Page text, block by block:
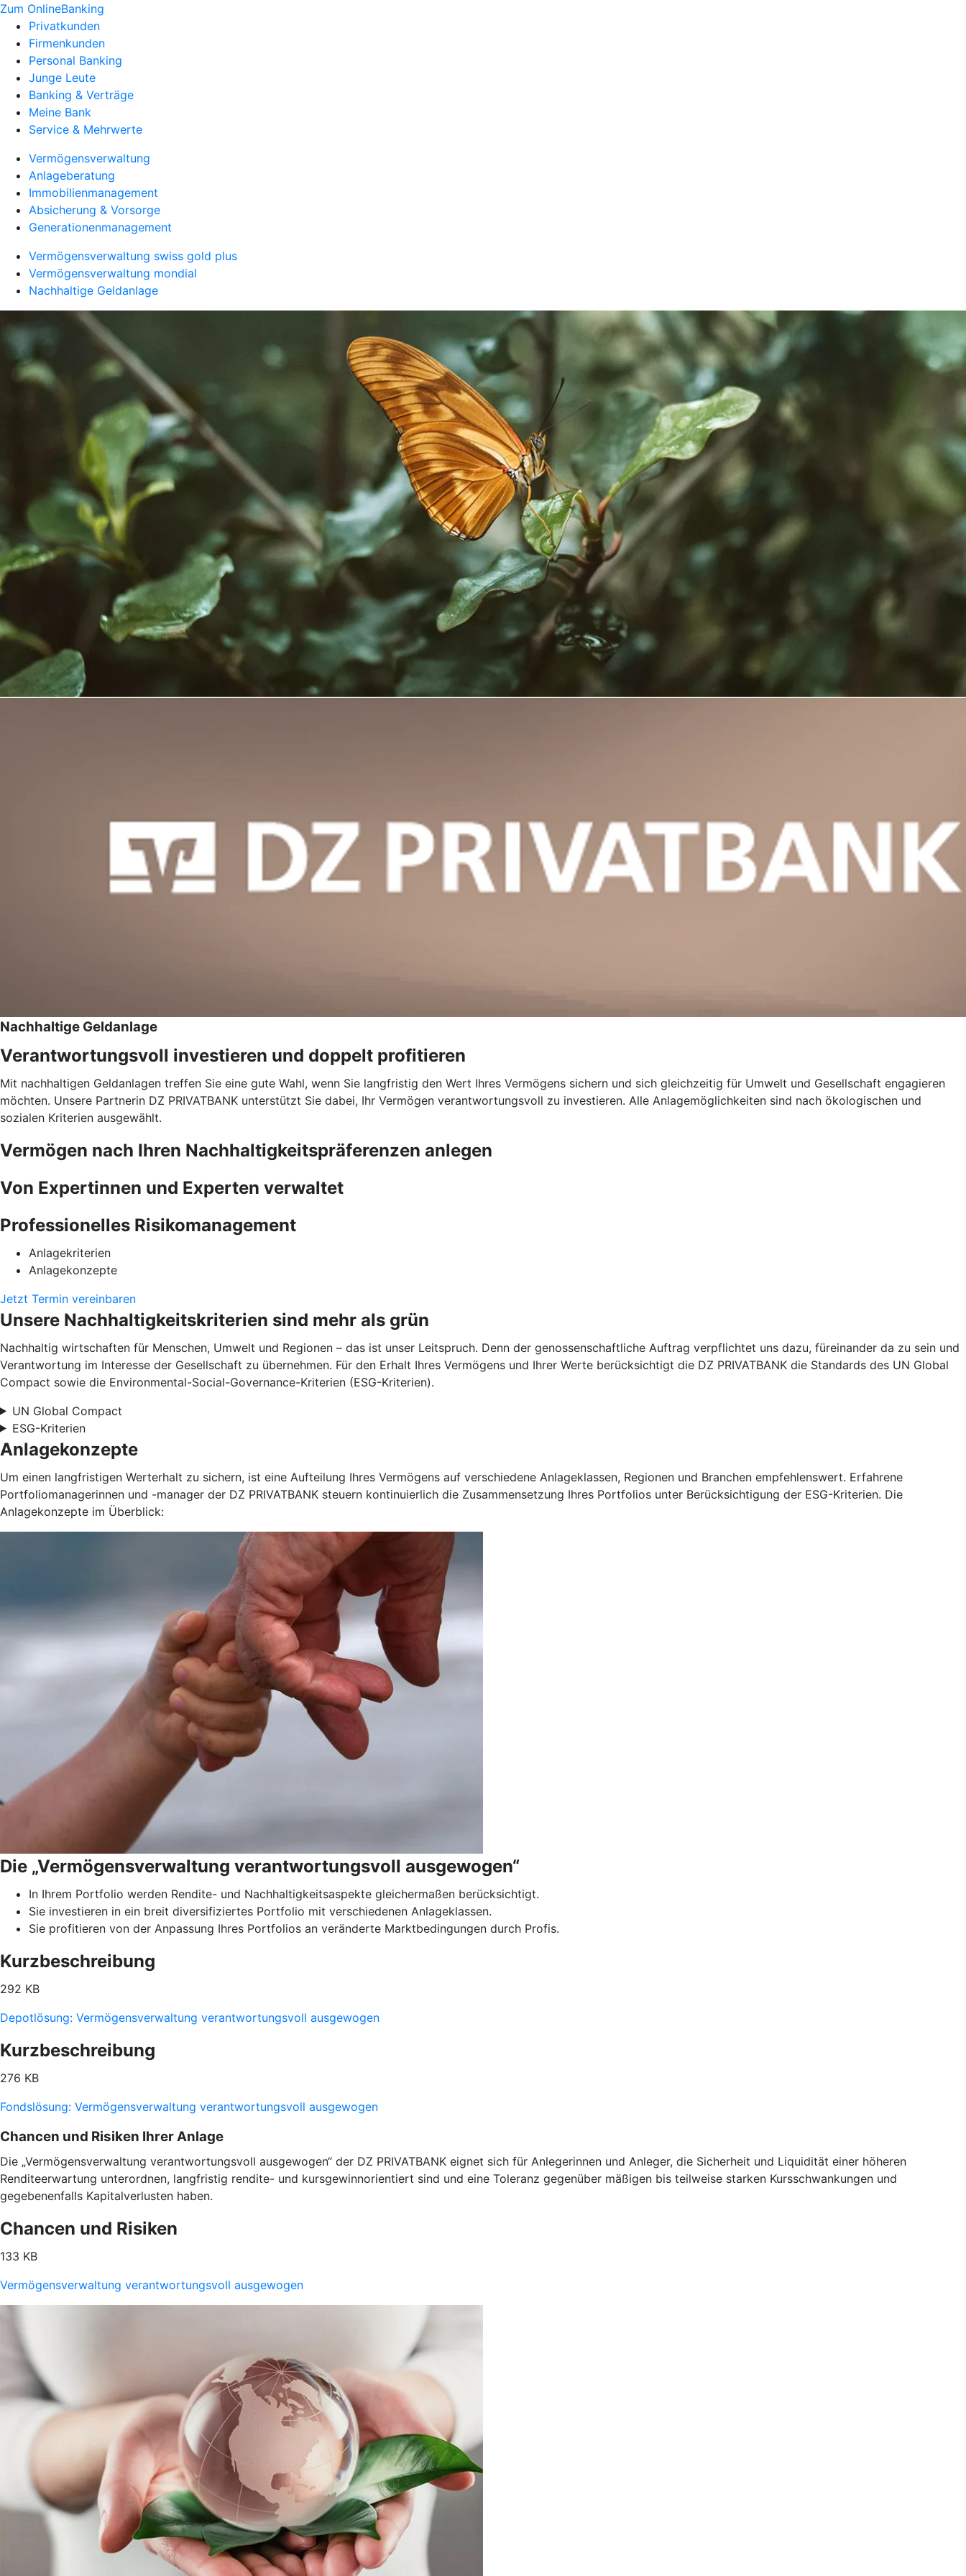
Zum OnlineBanking
Privatkunden
Firmenkunden
Personal Banking
Junge Leute
Banking & Verträge
Meine Bank
Service & Mehrwerte
Vermögensverwaltung
Anlageberatung
Immobilienmanagement
Absicherung & Vorsorge
Generationenmanagement
Vermögensverwaltung swiss gold plus
Vermögensverwaltung mondial
Nachhaltige Geldanlage
Nachhaltige Geldanlage
Verantwortungsvoll investieren und doppelt profitieren
Mit nachhaltigen Geldanlagen treffen Sie eine gute Wahl, wenn Sie langfristig den Wert Ihres Vermögens sichern und sich gleichzeitig für Umwelt und Gesellschaft engagieren
möchten. Unsere Partnerin DZ PRIVATBANK unterstützt Sie dabei, Ihr Vermögen verantwortungsvoll zu investieren. Alle Anlagemöglichkeiten sind nach ökologischen und
sozialen Kriterien ausgewählt.
Vermögen nach Ihren Nachhaltigkeitspräferenzen anlegen
Von Expertinnen und Experten verwaltet
Professionelles Risikomanagement
Anlagekriterien
Anlagekonzepte
Jetzt Termin vereinbaren
Unsere Nachhaltigkeitskriterien sind mehr als grün
Nachhaltig wirtschaften für Menschen, Umwelt und Regionen – das ist unser Leitspruch. Denn der genossenschaftliche Auftrag verpflichtet uns dazu, füreinander da zu sein und
Verantwortung im Interesse der Gesellschaft zu übernehmen. Für den Erhalt Ihres Vermögens und Ihrer Werte berücksichtigt die DZ PRIVATBANK die Standards des UN Global
Compact sowie die Environmental-Social-Governance-Kriterien (ESG-Kriterien).
UN Global Compact
ESG-Kriterien
Anlagekonzepte
Um einen langfristigen Werterhalt zu sichern, ist eine Aufteilung Ihres Vermögens auf verschiedene Anlageklassen, Regionen und Branchen empfehlenswert. Erfahrene
Portfoliomanagerinnen und -manager der DZ PRIVATBANK steuern kontinuierlich die Zusammensetzung Ihres Portfolios unter Berücksichtigung der ESG-Kriterien. Die
Anlagekonzepte im Überblick:
Die „Vermögensverwaltung verantwortungsvoll ausgewogen“
In Ihrem Portfolio werden Rendite- und Nachhaltigkeitsaspekte gleichermaßen berücksichtigt.
Sie investieren in ein breit diversifiziertes Portfolio mit verschiedenen Anlageklassen.
Sie profitieren von der Anpassung Ihres Portfolios an veränderte Marktbedingungen durch Profis.
Kurzbeschreibung
292 KB
Depotlösung: Vermögensverwaltung verantwortungsvoll ausgewogen
Kurzbeschreibung
276 KB
Fondslösung: Vermögensverwaltung verantwortungsvoll ausgewogen
Chancen und Risiken Ihrer Anlage
Die „Vermögensverwaltung verantwortungsvoll ausgewogen“ der DZ PRIVATBANK eignet sich für Anlegerinnen und Anleger, die Sicherheit und Liquidität einer höheren
Renditeerwartung unterordnen, langfristig rendite- und kursgewinnorientiert sind und eine Toleranz gegenüber mäßigen bis teilweise starken Kursschwankungen und
gegebenenfalls Kapitalverlusten haben.
Chancen und Risiken
133 KB
Vermögensverwaltung verantwortungsvoll ausgewogen